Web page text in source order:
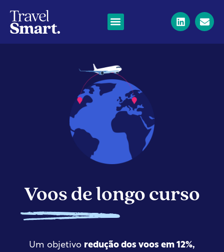
Voos de longo curso
Um objetivo redução dos voos em 12%,